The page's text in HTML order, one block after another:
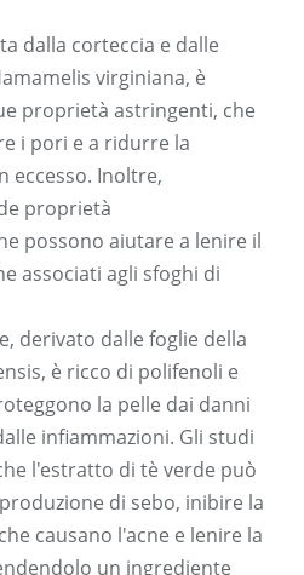
dalla corteccia e dalle
virginiana, è
proprietà astringenti, che
i pori e a ridurre la
eccesso. Inoltre,
proprietà
possono aiutare a lenire il
associati agli sfoghi di
derivato dalle foglie della
è ricco di polifenoli e
la pelle dai danni
infiammazioni. Gli studi
l'estratto di tè verde può
di sebo, inibire la
causano l'acne e lenire la
un ingrediente